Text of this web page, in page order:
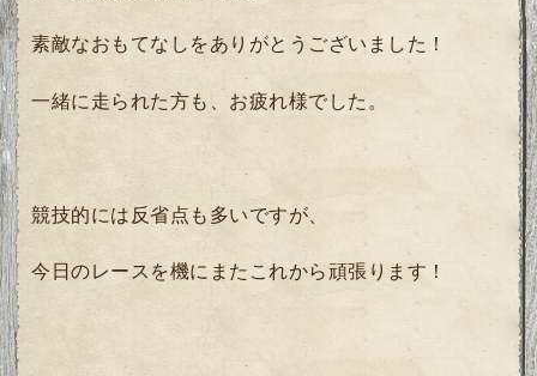
素敵なおもてなしをありがとうございました！
一緒に走られた方も、お疲れ様でした。
競技的には反省点も多いですが、
今日のレースを機にまたこれから頑張ります！